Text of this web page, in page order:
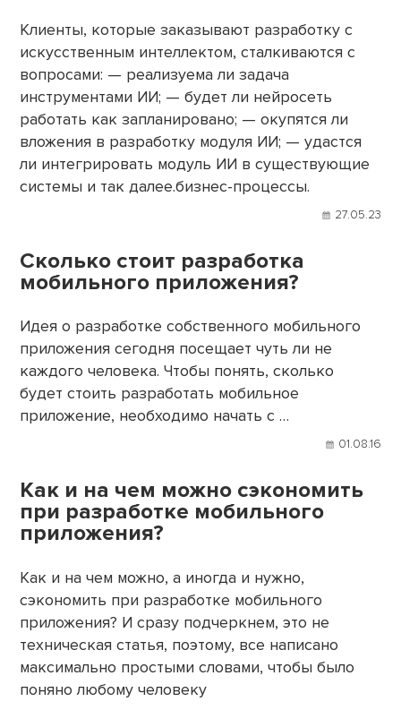
Клиенты, которые заказывают разработку с
искусственным интеллектом, сталкиваются с
вопросами: — реализуема ли задача
инструментами ИИ; — будет ли нейросеть
работать как запланировано; — окупятся ли
вложения в разработку модуля ИИ; — удастся
ли интегрировать модуль ИИ в существующие
системы и так далее.бизнес-процессы.
27.05.23
Сколько стоит разработка
мобильного приложения?
Идея о разработке собственного мобильного
приложения сегодня посещает чуть ли не
каждого человека. Чтобы понять, сколько
будет стоить разработать мобильное
приложение, необходимо начать с …
01.08.16
Как и на чем можно сэкономить
при разработке мобильного
приложения?
Как и на чем можно, а иногда и нужно,
сэкономить при разработке мобильного
приложения? И сразу подчеркнем, это не
техническая статья, поэтому, все написано
максимально простыми словами, чтобы было
поняно любому человеку